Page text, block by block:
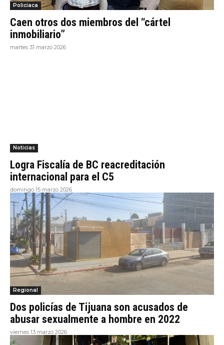
Policiaca
Caen otros dos miembros del “cártel
inmobiliario”
martes 31 marzo 2026
Noticias
Logra Fiscalía de BC reacreditación
internacional para el C5
domingo 15 marzo 2026
Regional
Dos policías de Tijuana son acusados de
abusar sexualmente a hombre en 2022
viernes 13 marzo 2026